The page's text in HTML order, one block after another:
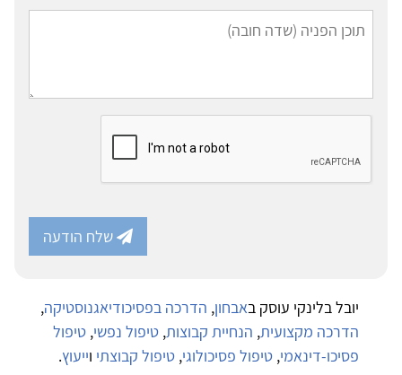
שלח הודעה
יובל בלינקי עוסק באבחון, הדרכה בפסיכודיאגנוסטיקה,
הדרכה מקצועית, הנחיית קבוצות, טיפול נפשי, טיפול
פסיכו-דינאמי, טיפול פסיכולוגי, טיפול קבוצתי וייעוץ.